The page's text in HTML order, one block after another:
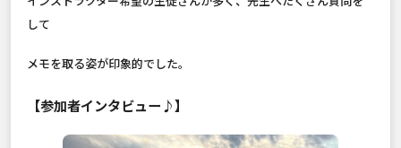
して
メモを取る姿が印象的でした。
【参加者インタビュー♪】